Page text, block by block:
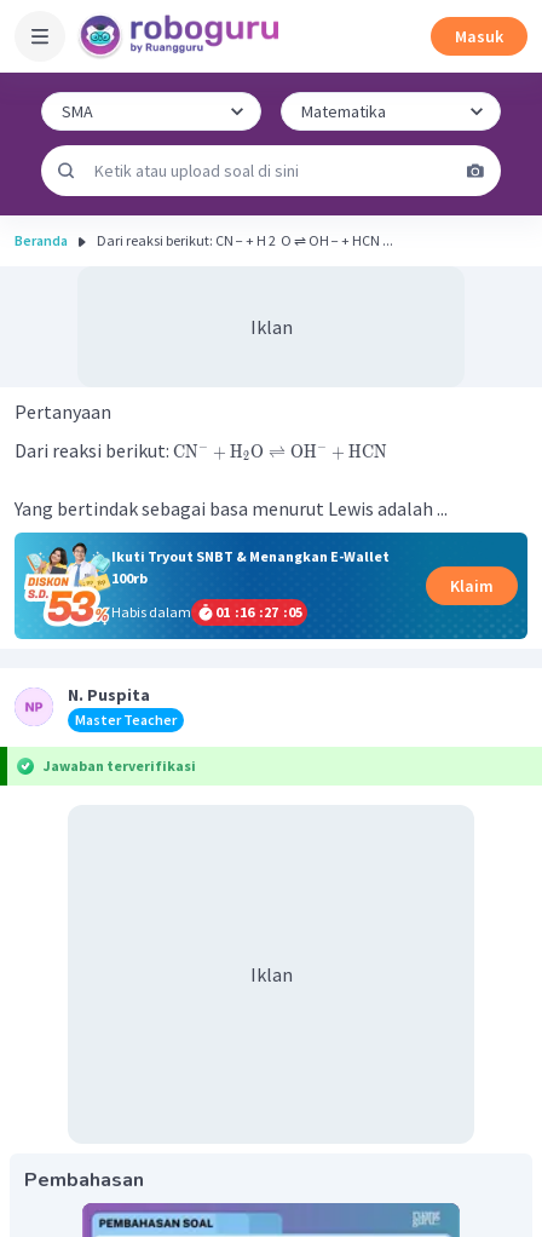
Masuk
Beranda Dari reaksi berikut: CN − + H 2 ​ O ⇌ OH − + HCN ...
Iklan
Pertanyaan
Dari reaksi berikut: CN− + H2O ⇌ OH− + HCN
Yang bertindak sebagai basa menurut Lewis adalah ...
Ikuti Tryout SNBT & Menangkan E-Wallet
100rb
Habis dalam
01 :16 :27 :05
Klaim
N. Puspita
Master Teacher
Jawaban terverifikasi
Iklan
Pembahasan